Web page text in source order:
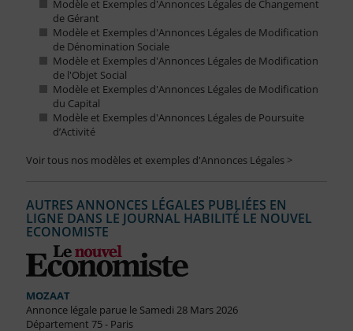
Modèle et Exemples d'Annonces Légales de Changement
de Gérant
Modèle et Exemples d'Annonces Légales de Modification
de Dénomination Sociale
Modèle et Exemples d'Annonces Légales de Modification
de l'Objet Social
Modèle et Exemples d'Annonces Légales de Modification
du Capital
Modèle et Exemples d'Annonces Légales de Poursuite
d’Activité
Voir tous nos modèles et exemples d'Annonces Légales >
AUTRES ANNONCES LÉGALES PUBLIÉES EN
LIGNE DANS LE JOURNAL HABILITÉ LE NOUVEL
ECONOMISTE
MOZAAT
Annonce légale parue le Samedi 28 Mars 2026
Département 75 - Paris